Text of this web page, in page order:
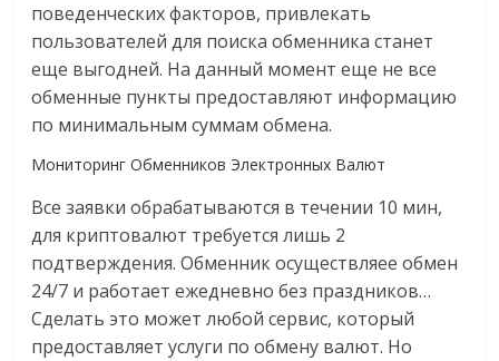
поведенческих факторов, привлекать
пользователей для поиска обменника станет
еще выгодней. На данный момент еще не все
обменные пункты предоставляют информацию
по минимальным суммам обмена.
Мониторинг Обменников Электронных Валют
Все заявки обрабатываются в течении 10 мин,
для криптовалют требуется лишь 2
подтверждения. Обменник осуществляее обмен
24/7 и работает ежедневно без праздников…
Сделать это может любой сервис, который
предоставляет услуги по обмену валют. Но